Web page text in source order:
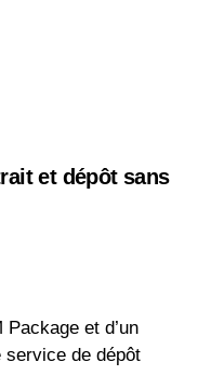
et dépôt sans
Package et d’un
service de dépôt